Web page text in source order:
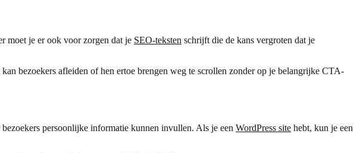
moet je er ook voor zorgen dat je SEO-teksten schrijft die de kans vergroten dat je
bezoekers afleiden of hen ertoe brengen weg te scrollen zonder op je belangrijke CTA-
persoonlijke informatie kunnen invullen. Als je een WordPress site hebt, kun je een